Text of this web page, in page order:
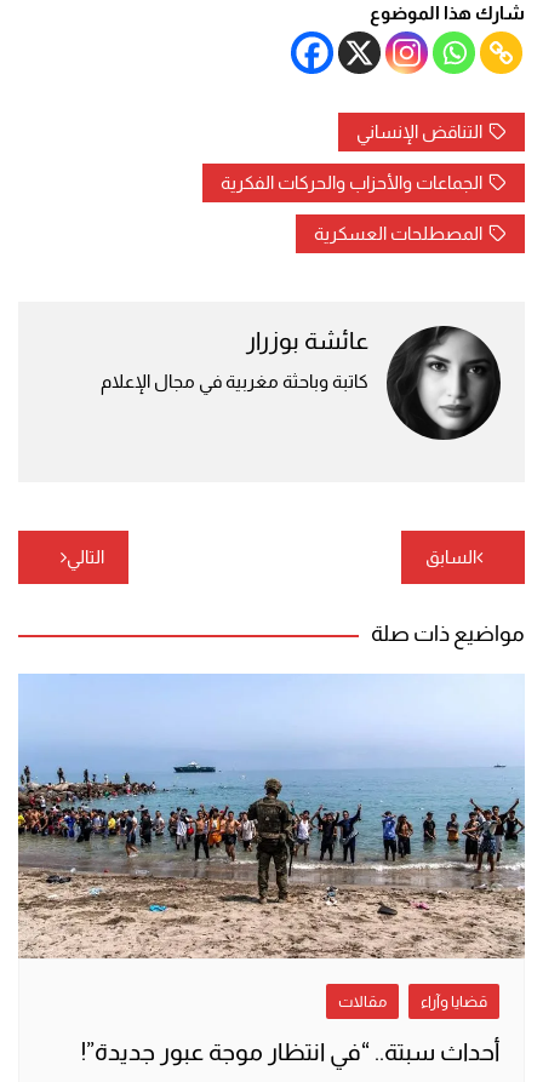
شارك هذا الموضوع
التناقض الإنساني
الجماعات والأحزاب والحركات الفكرية
المصطلحات العسكرية
عائشة بوزرار
كاتبة وباحثة مغربية في مجال الإعلام
تصفّح
المقالات
السابق التالي
مواضيع ذات صلة
قضايا وآراء مقالات
أحداث سبتة.. “في انتظار موجة عبور جديدة”!